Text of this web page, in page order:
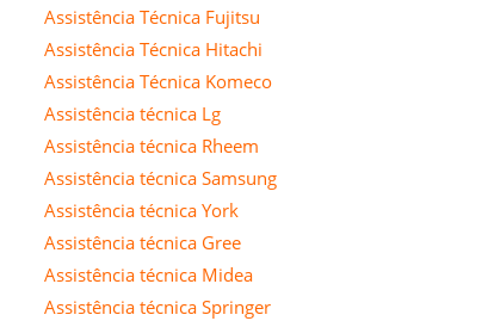
Assistência Técnica Fujitsu
Assistência Técnica Hitachi
Assistência Técnica Komeco
Assistência técnica Lg
Assistência técnica Rheem
Assistência técnica Samsung
Assistência técnica York
Assistência técnica Gree
Assistência técnica Midea
Assistência técnica Springer